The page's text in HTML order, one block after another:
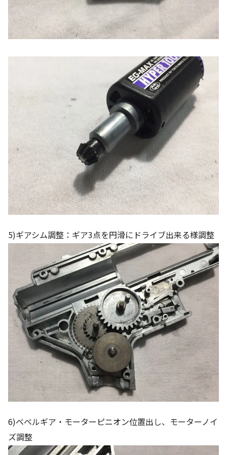
5)ギアシム調整：ギア3点を円滑にドライブ出来る様調整
6)ベベルギア・モーターピニオン位置出し、モーターノイ
ズ調整